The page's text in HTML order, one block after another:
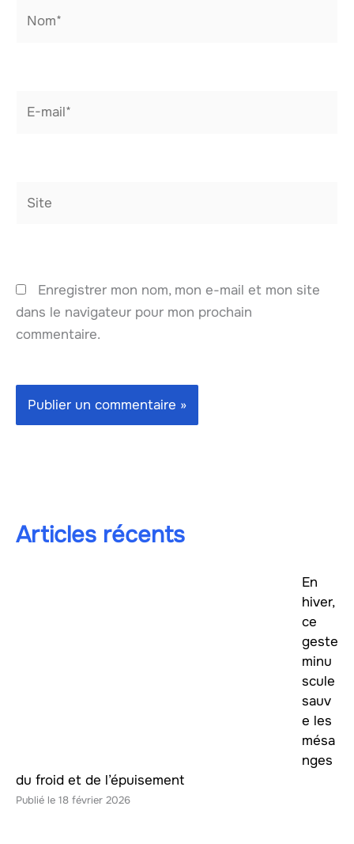
Enregistrer mon nom, mon e-mail et mon site
dans le navigateur pour mon prochain
commentaire.
Articles récents
En
hiver,
ce
geste
minu
scule
sauv
e les
mésa
nges
du froid et de l’épuisement
18 février 2026